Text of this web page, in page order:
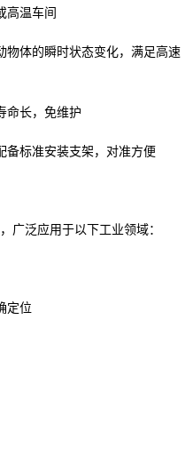
高温车间
物体的瞬时状态变化，满足高速
命长，免维护
备标准安装支架，对准方便
广泛应用于以下工业领域：
定位